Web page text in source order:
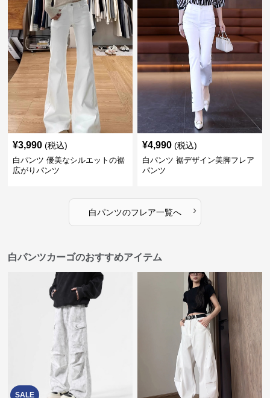
¥3,990 (税込)
白パンツ 優美なシルエットの裾
広がりパンツ
¥4,990 (税込)
白パンツ 裾デザイン美脚フレア
パンツ
白パンツのフレア一覧へ ›
白パンツカーゴのおすすめアイテム
SALE